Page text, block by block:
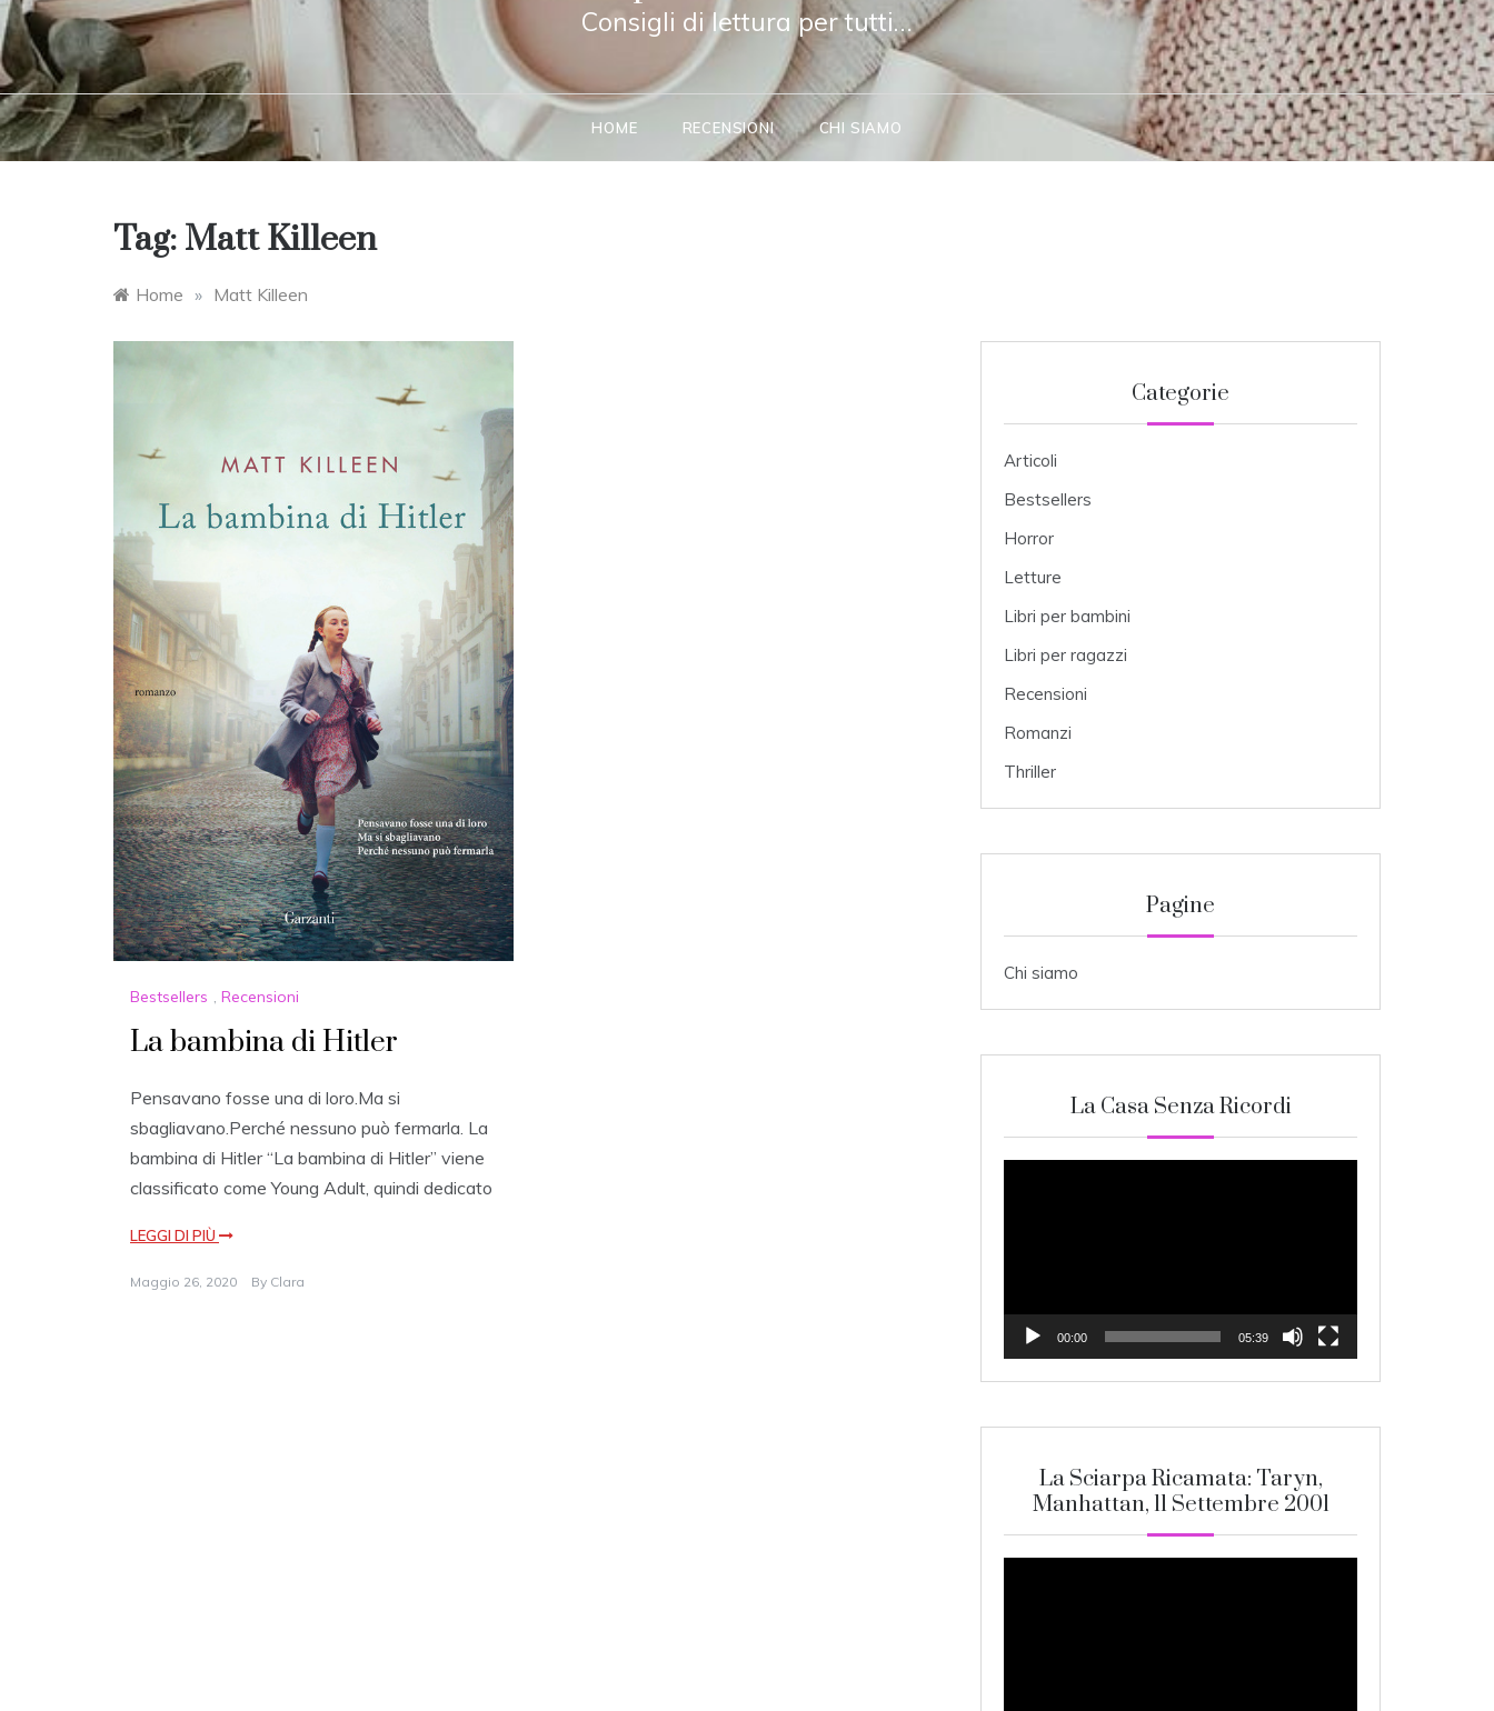
Consigli di lettura per tutti…
HOME RECENSIONI CHI SIAMO
Tag: Matt Killeen
Home » Matt Killeen
Bestsellers , Recensioni
La bambina di Hitler
Pensavano fosse una di loro.Ma si
sbagliavano.Perché nessuno può fermarla. La
bambina di Hitler “La bambina di Hitler” viene
classificato come Young Adult, quindi dedicato
LEGGI DI PIÙ
Maggio 26, 2020 By Clara
Categorie
Articoli
Bestsellers
Horror
Letture
Libri per bambini
Libri per ragazzi
Recensioni
Romanzi
Thriller
Pagine
Chi siamo
La Casa Senza Ricordi
00:00 05:39
La Sciarpa Ricamata: Taryn,
Manhattan, 11 Settembre 2001